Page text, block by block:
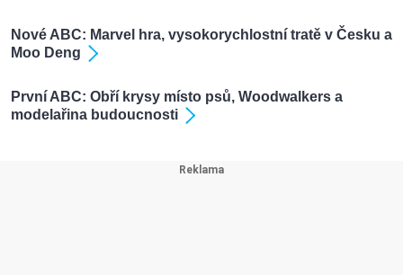
Nové ABC: Marvel hra, vysokorychlostní tratě v Česku a
Moo Deng
První ABC: Obří krysy místo psů, Woodwalkers a
modelařina budoucnosti